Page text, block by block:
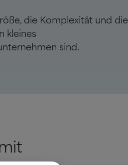
die Komplexität und die
kleines
sind.